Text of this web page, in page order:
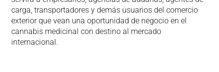
carga, transportadores y demás usuarios del comercio
exterior que vean una oportunidad de negocio en el
cannabis medicinal con destino al mercado
internacional.